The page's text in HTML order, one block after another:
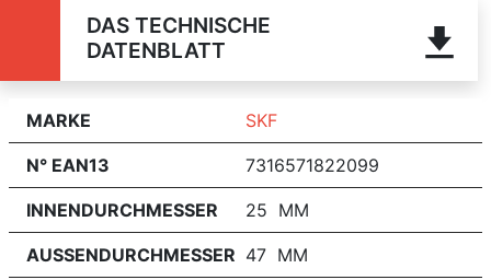
DAS TECHNISCHE
DATENBLATT
MARKE SKF
N° EAN13 7316571822099
INNENDURCHMESSER 25 MM
AUSSENDURCHMESSER 47 MM